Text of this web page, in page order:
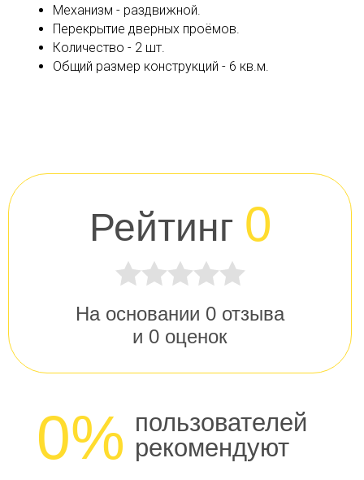
Механизм - раздвижной.
Перекрытие дверных проёмов.
Количество - 2 шт.
Общий размер конструкций - 6 кв.м.
Рейтинг 0
На основании 0 отзыва
и 0 оценок
0% пользователей
рекомендуют